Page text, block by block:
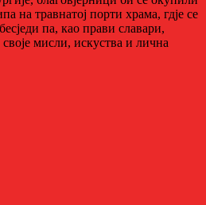
на травнатој порти храма, гдје се
па, као прави славари,
мисли, искуства и лична